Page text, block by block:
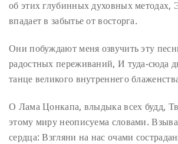
об этих глубинных духовных методах,
впадает в забытье от восторга.
Они побуждают меня озвучить эту
радостных переживаний, И туда-сюда
танце великого внутреннего
О Лама Цонкапа, влыдыка всех будд,
этому миру неописуема словами.
сердца: Взгляни на нас очами